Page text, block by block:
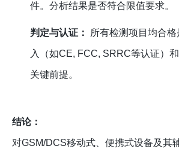
件。分析结果是否符合限值要求。
判定与认证： 所有检测项目均合
入（如CE, FCC, SRRC等认证）
关键前提。
结论：
对GSM/DCS移动式、便携式设备及其